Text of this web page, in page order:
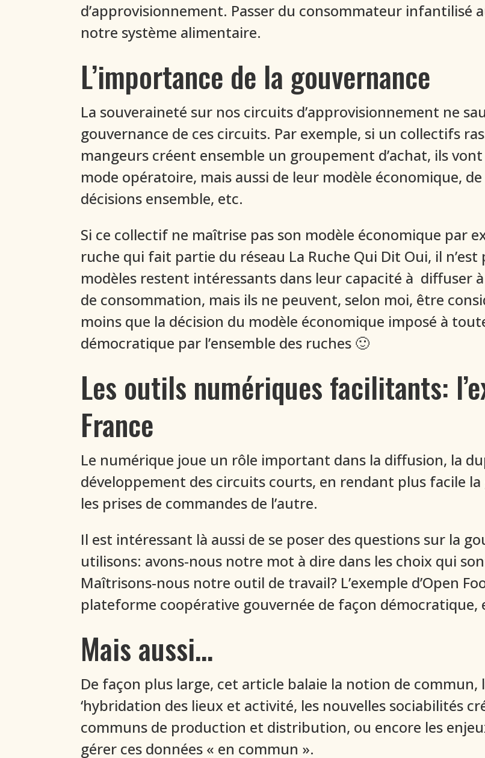
d’approvisionnement. Passer du consommateur infantilisé
notre système alimentaire.
L’importance de la gouvernance
La souveraineté sur nos circuits d’approvisionnement ne
gouvernance de ces circuits. Par exemple, si un collectifs
mangeurs créent ensemble un groupement d’achat, ils
mode opératoire, mais aussi de leur modèle économique,
décisions ensemble, etc.
Si ce collectif ne maîtrise pas son modèle économique par
ruche qui fait partie du réseau La Ruche Qui Dit Oui, il n’est
modèles restent intéressants dans leur capacité à diffuser
de consommation, mais ils ne peuvent, selon moi, être
moins que la décision du modèle économique imposé à
démocratique par l’ensemble des ruches 🙂
Les outils numériques facilitants:
France
Le numérique joue un rôle important dans la diffusion, la
développement des circuits courts, en rendant plus facile la
les prises de commandes de l’autre.
Il est intéressant là aussi de se poser des questions sur la
utilisons: avons-nous notre mot à dire dans les choix qui
Maîtrisons-nous notre outil de travail? L’exemple d’Open
plateforme coopérative gouvernée de façon démocratique,
Mais aussi…
De façon plus large, cet article balaie la notion de commun,
‘hybridation des lieux et activité, les nouvelles sociabilités
communs de production et distribution, ou encore les
gérer ces données « en commun ».